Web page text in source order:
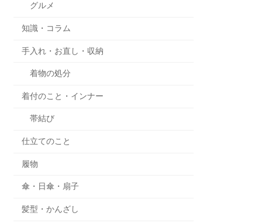
グルメ
知識・コラム
手入れ・お直し・収納
着物の処分
着付のこと・インナー
帯結び
仕立てのこと
履物
傘・日傘・扇子
髪型・かんざし